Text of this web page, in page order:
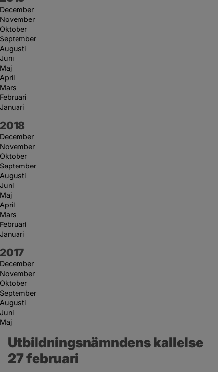
December
November
Oktober
September
Augusti
Juni
Maj
April
Mars
Februari
Januari
År:
2018
December
November
Oktober
September
Augusti
Juni
Maj
April
Mars
Februari
Januari
År:
2017
December
November
Oktober
September
Augusti
Juni
Maj
Utbildningsnämndens kallelse
27 februari